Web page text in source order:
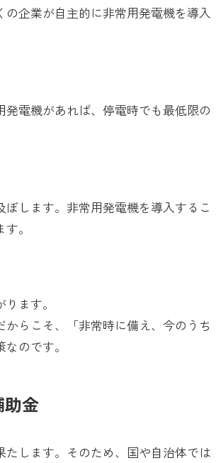
企業が自主的に非常用発電機を導入
電機があれば、停電時でも最低限の
します。非常用発電機を導入するこ
。
ます。
らこそ、「非常時に備え、今のうち
のです。
助金
します。そのため、国や自治体では